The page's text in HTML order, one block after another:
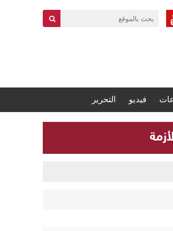
فيديو التحرير